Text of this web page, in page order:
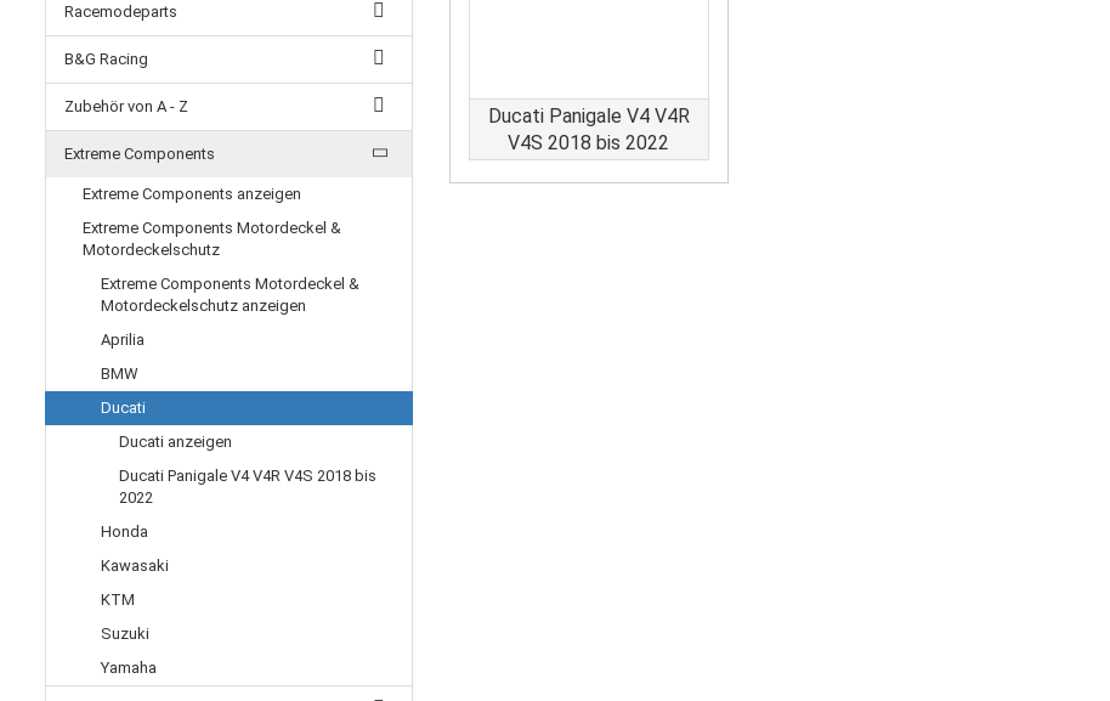
Ducati Panigale V4 V4R
V4S 2018 bis 2022
Racemodeparts
B&G Racing
Zubehör von A - Z
Extreme Components
Extreme Components anzeigen
Extreme Components Motordeckel &
Motordeckelschutz
Extreme Components Motordeckel &
Motordeckelschutz anzeigen
Aprilia
BMW
Ducati
Ducati anzeigen
Ducati Panigale V4 V4R V4S 2018 bis
2022
Honda
Kawasaki
KTM
Suzuki
Yamaha